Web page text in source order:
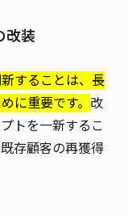
改装
することは、長
に重要です。 改
トを一新するこ
存顧客の再獲得